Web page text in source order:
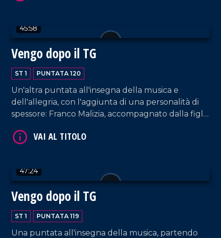
45:58
Vengo dopo il TG
ST 1 PUNTATA 120
Un'altra puntata all'insegna della musica e
dell'allegria, con l'aggiunta di una personalità di
spessore: Franco Malizia, accompagnato dalla figlia
campo dell'imprenditoria calabrese.
47:24
Vengo dopo il TG
ST 1 PUNTATA 119
Una puntata all'insegna della musica, partendo
VAI AL TITOLO
VAI AL TITOLO